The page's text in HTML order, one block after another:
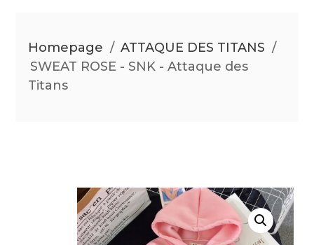
Homepage / ATTAQUE DES TITANS /
SWEAT ROSE - SNK - Attaque des
Titans